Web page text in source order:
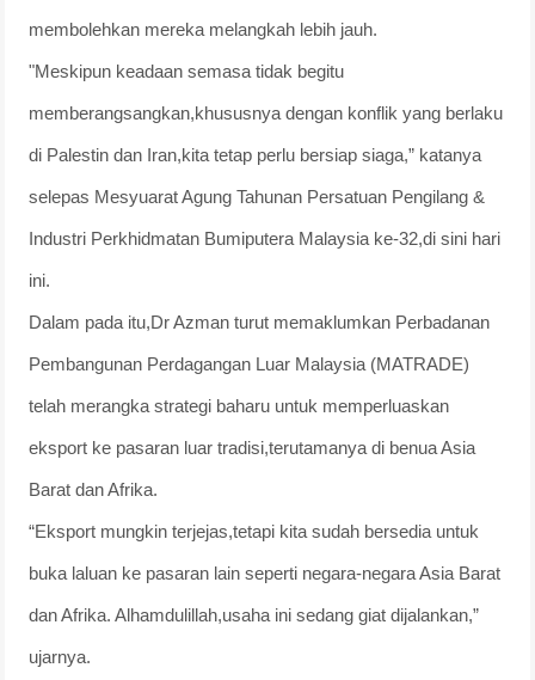
membolehkan mereka melangkah lebih jauh.
"Meskipun keadaan semasa tidak begitu
memberangsangkan,khususnya dengan konflik yang berlaku
di Palestin dan Iran,kita tetap perlu bersiap siaga,” katanya
selepas Mesyuarat Agung Tahunan Persatuan Pengilang &
Industri Perkhidmatan Bumiputera Malaysia ke-32,di sini hari
ini.
Dalam pada itu,Dr Azman turut memaklumkan Perbadanan
Pembangunan Perdagangan Luar Malaysia (MATRADE)
telah merangka strategi baharu untuk memperluaskan
eksport ke pasaran luar tradisi,terutamanya di benua Asia
Barat dan Afrika.
“Eksport mungkin terjejas,tetapi kita sudah bersedia untuk
buka laluan ke pasaran lain seperti negara-negara Asia Barat
dan Afrika. Alhamdulillah,usaha ini sedang giat dijalankan,”
ujarnya.